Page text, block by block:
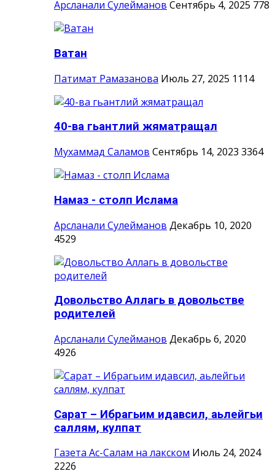
Арсланали Сулейманов Сентябрь 4, 2025 778
Ватан
Патимат Рамазанова Июль 27, 2025 1114
40-ва гьантлий жяматращал
Мухаммад Саламов Сентябрь 14, 2023 3364
Намаз - столп Ислама
Арсланали Сулейманов Декабрь 10, 2020
4529
Довольство Аллагь в довольстве
родителей
Арсланали Сулейманов Декабрь 6, 2020
4926
Сарат – Ибрагьим идавсил, аьлейгьи
саллям, кулпат
Газета Ас-Салам на лакском Июль 24, 2024
2226